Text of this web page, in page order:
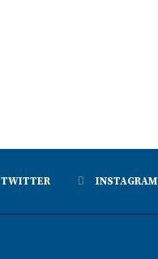
TWITTER INSTAGRAM